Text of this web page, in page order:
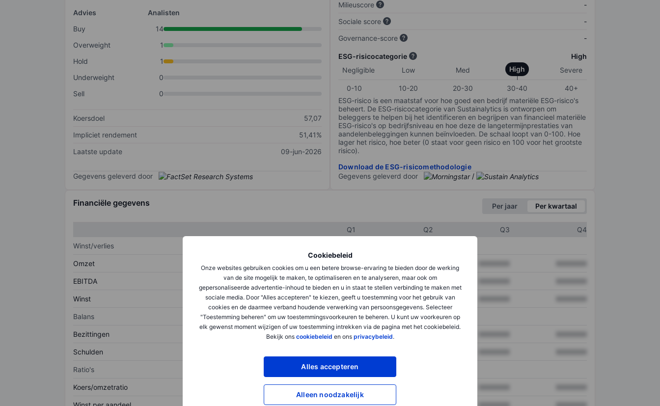
Cookiebeleid
Onze websites gebruiken cookies om u een betere browse-ervaring te bieden door de werking
van de site mogelijk te maken, te optimaliseren en te analyseren, maar ook om
gepersonaliseerde advertentie-inhoud te bieden en u in staat te stellen verbinding te maken met
sociale media. Door "Alles accepteren" te kiezen, geeft u toestemming voor het gebruik van
cookies en de daarmee verband houdende verwerking van persoonsgegevens. Selecteer
"Toestemming beheren" om uw toestemmingsvoorkeuren te beheren. U kunt uw voorkeuren op
elk gewenst moment wijzigen of uw toestemming intrekken via de pagina met het cookiebeleid.
Bekijk ons cookiebeleid en ons privacybeleid.
Alles accepteren
Alleen noodzakelijk
Advies
Analisten
Buy
14
Overweight
1
Hold
1
Underweight
0
Sell
0
Koersdoel
57,07
Impliciet rendement
51,41%
Laatste update
09-jun-2026
Gegevens geleverd door
Milieuscore
-
Sociale score
-
Governance-score
-
ESG-risicocategorie
High
Negligible
Low Med High Severe
0-10 10-20 20-30 30-40
40+
ESG-risico is een maatstaf voor hoe goed een bedrijf materiële ESG-risico's
beheert. De ESG-risicocategorie van Sustainalytics is ontworpen om
beleggers te helpen bij het identificeren en begrijpen van financieel materiële
ESG-risico's op bedrijfsniveau en hoe deze de langetermijnprestaties van
aandelenbeleggingen kunnen beïnvloeden. De schaal loopt van 0-100. Hoe
lager het risico, hoe beter (0 staat voor geen risico en 100 voor het grootste
risico).
Download de ESG-risicomethodologie
Gegevens geleverd door
/
Financiële gegevens Per jaar Per kwartaal
Q1 Q2 Q3
Q4
Winst/verlies
Omzet
EBITDA XXXXXXX XXXXXXX
Winst XXXXXXX XXXXXXX
Balans
Bezittingen XXXXXXX
Schulden
Ratio's
Koers/omzetratio XXXXXXX